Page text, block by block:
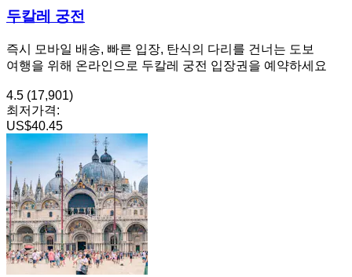
두칼레 궁전
즉시 모바일 배송, 빠른 입장, 탄식의 다리를 건너는 도보
여행을 위해 온라인으로 두칼레 궁전 입장권을 예약하세요
4.5 (17,901)
최저가격:
US$40.45